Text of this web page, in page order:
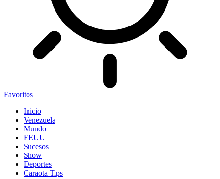
Favoritos
Inicio
Venezuela
Mundo
EEUU
Sucesos
Show
Deportes
Caraota Tips